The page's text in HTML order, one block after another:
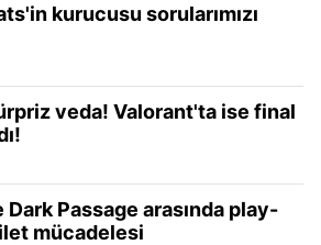
kurucusu sorularımızı
veda! Valorant'ta ise final
Passage arasında play-
mücadelesi